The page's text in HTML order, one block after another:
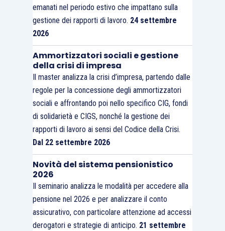
emanati nel periodo estivo che impattano sulla
gestione dei rapporti di lavoro. 24 settembre
2026
Ammortizzatori sociali e gestione
della crisi di impresa
Il master analizza la crisi d’impresa, partendo dalle
regole per la concessione degli ammortizzatori
sociali e affrontando poi nello specifico CIG, fondi
di solidarietà e CIGS, nonché la gestione dei
rapporti di lavoro ai sensi del Codice della Crisi.
Dal 22 settembre 2026
Novità del sistema pensionistico
2026
Il seminario analizza le modalità per accedere alla
pensione nel 2026 e per analizzare il conto
assicurativo, con particolare attenzione ad accessi
derogatori e strategie di anticipo. 21 settembre